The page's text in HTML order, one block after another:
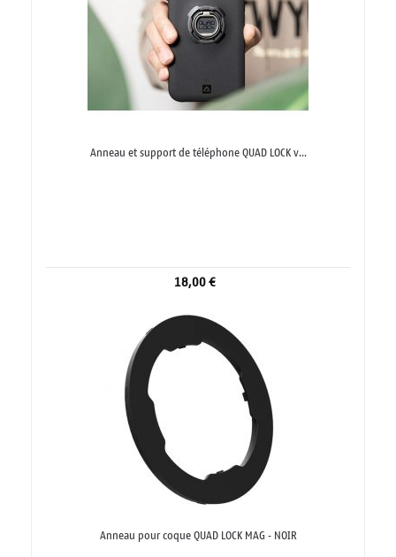
Anneau et support de téléphone QUAD LOCK v...
18,00 €
Anneau pour coque QUAD LOCK MAG - NOIR